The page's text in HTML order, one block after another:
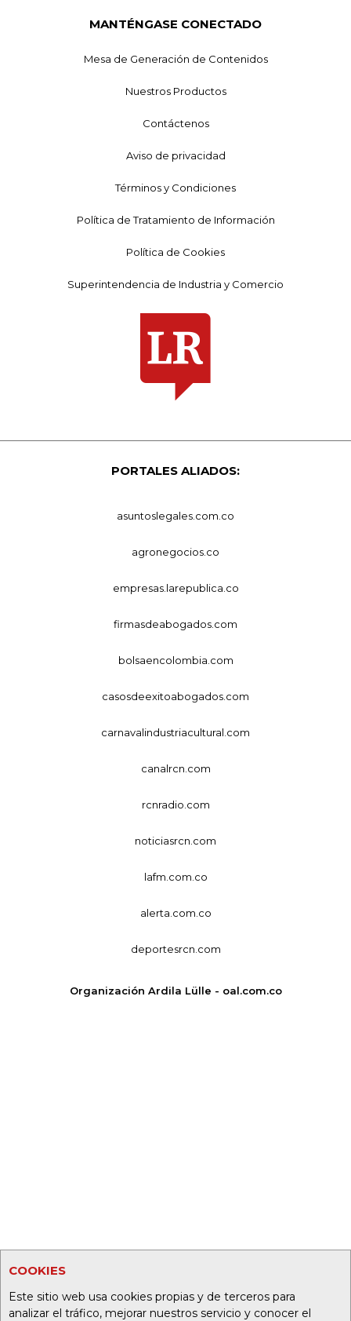
COOKIES
Este sitio web usa cookies propias y de terceros para
analizar el tráfico, mejorar nuestros servicio y conocer el
MANTÉNGASE CONECTADO
Mesa de Generación de Contenidos
Nuestros Productos
Contáctenos
Aviso de privacidad
Términos y Condiciones
Política de Tratamiento de Información
Política de Cookies
Superintendencia de Industria y Comercio
PORTALES ALIADOS:
asuntoslegales.com.co
agronegocios.co
empresas.larepublica.co
firmasdeabogados.com
bolsaencolombia.com
casosdeexitoabogados.com
carnavalindustriacultural.com
canalrcn.com
rcnradio.com
noticiasrcn.com
lafm.com.co
alerta.com.co
deportesrcn.com
Organización Ardila Lülle - oal.com.co